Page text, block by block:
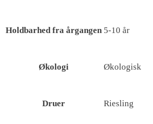
Holdbarhed fra årgangen 5-10 år
Økologi Økologisk
Druer Riesling